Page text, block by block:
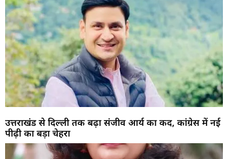
उत्तराखंड से दिल्ली तक बढ़ा संजीव आर्य का कद, कांग्रेस में नई
पीढ़ी का बड़ा चेहरा